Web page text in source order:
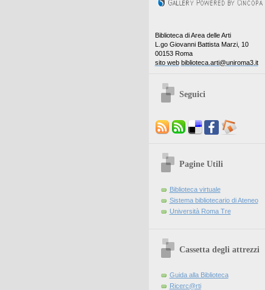
Biblioteca di Area delle Arti
L.go Giovanni Battista Marzi, 10
00153 Roma
sito web biblioteca.arti@uniroma3.it
Seguici
Pagine Utili
Biblioteca virtuale
Sistema bibliotecario di Ateneo
Università Roma Tre
Cassetta degli attrezzi
Guida alla Biblioteca
Ricerc@rti